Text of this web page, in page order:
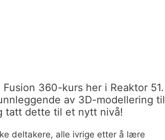
360-kurs her i Reaktor 51.
av 3D-modellering til
tatt dette til et nytt nivå!
deltakere, alle ivrige etter å lære